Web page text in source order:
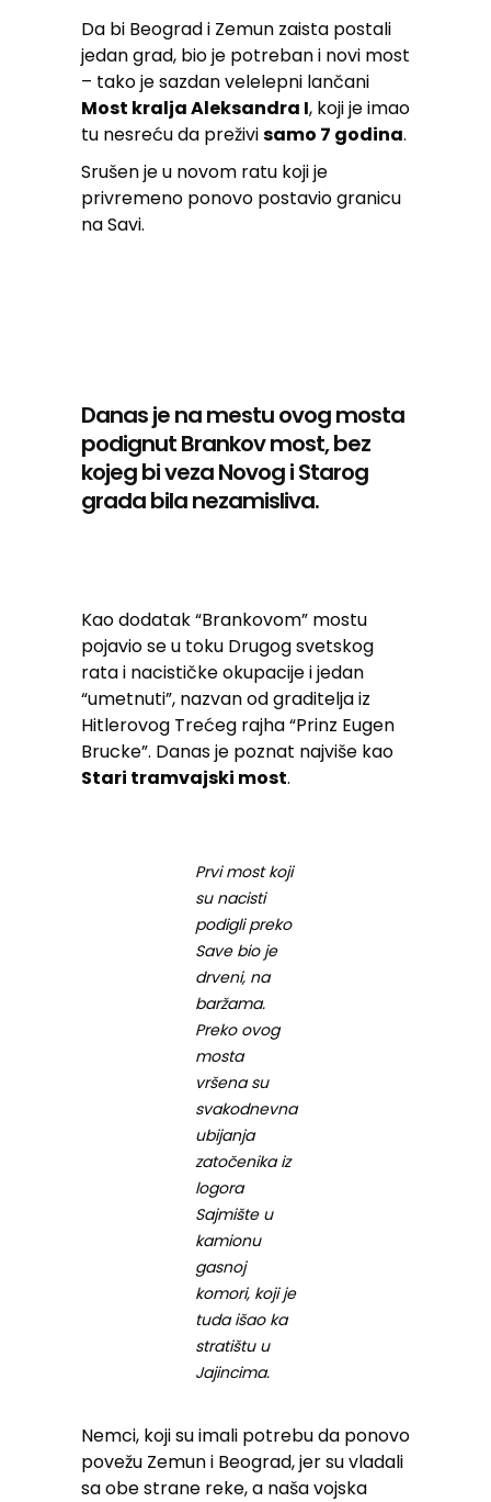
Da bi Beograd i Zemun zaista postali
jedan grad, bio je potreban i novi most
– tako je sazdan velelepni lančani
Most kralja Aleksandra I, koji je imao
tu nesreću da preživisamo 7 godina.
Srušen je u novom ratu koji je
privremeno ponovo postavio granicu
na Savi.
Danas je na mestu ovog mosta
podignut Brankov most, bez
kojeg bi veza Novog i Starog
grada bila nezamisliva.
Kao dodatak “Brankovom” mostu
pojavio se u toku Drugog svetskog
rata i nacističke okupacije i jedan
“umetnuti”, nazvan od graditelja iz
Hitlerovog Trećeg rajha “Prinz Eugen
Brucke”. Danas je poznat najviše kao
Stari tramvajski most.
Prvi most koji
su nacisti
podigli preko
Save bio je
drveni, na
baržama.
Preko ovog
mosta
vršena su
svakodnevna
ubijanja
zatočenika iz
logora
Sajmište u
kamionu
gasnoj
komori, koji je
tuda išao ka
stratištu u
Jajincima.
Nemci, koji su imali potrebu da ponovo
povežu Zemun i Beograd, jer su vladali
sa obe strane reke, a naša vojska